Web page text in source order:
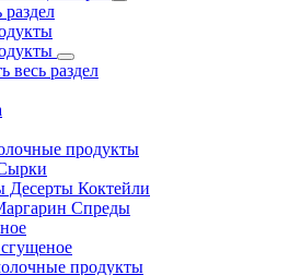
раздел
весь раздел
продукты
Десерты Коктейли
Спреды
продукты